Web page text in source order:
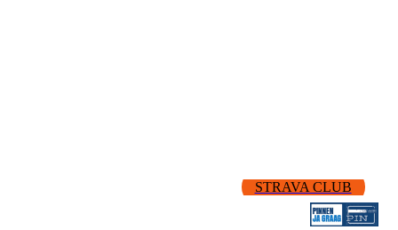
STRAVA CLUB